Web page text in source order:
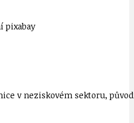
pixabay
v neziskovém sektoru,